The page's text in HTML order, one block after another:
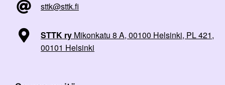
sttk@sttk.fi
STTK ry Mikonkatu 8 A, 00100 Helsinki, PL 421,
00101 Helsinki